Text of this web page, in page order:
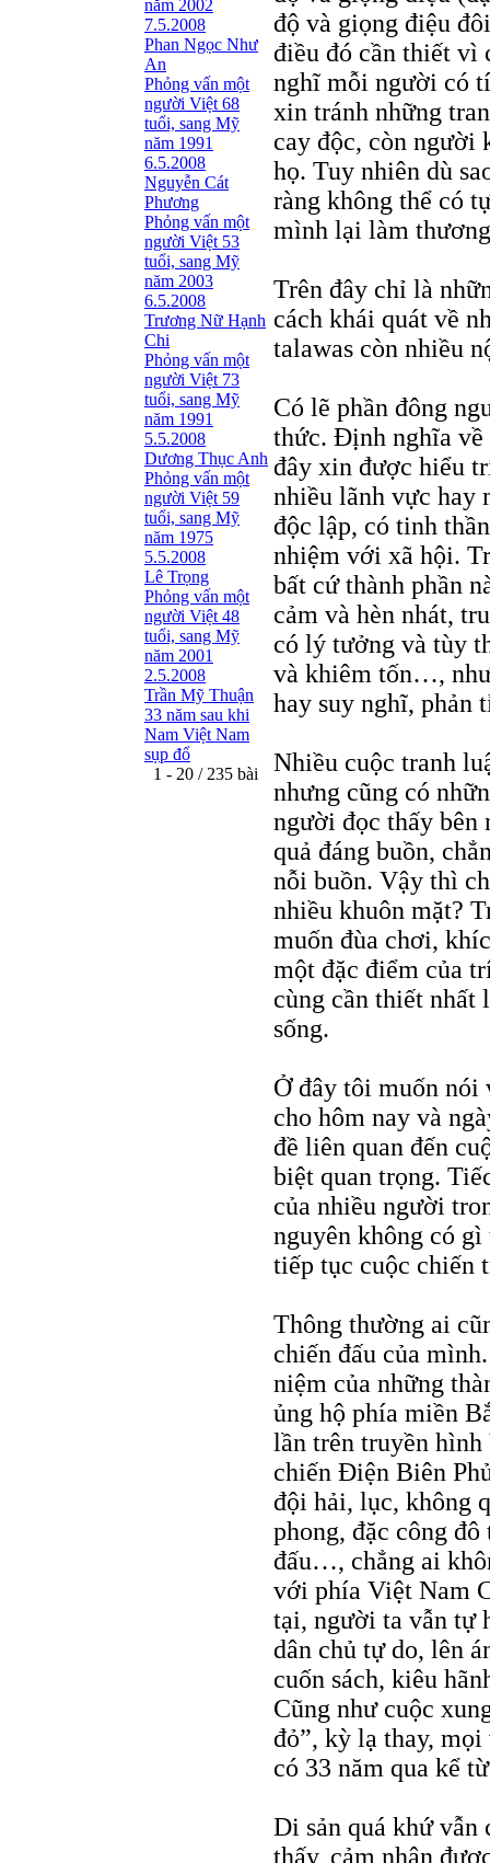
năm 2002
7.5.2008
Phan Ngọc Như
An
Phỏng vấn một
người Việt 68
tuổi, sang Mỹ
năm 1991
6.5.2008
Nguyễn Cát
Phương
Phỏng vấn một
người Việt 53
tuổi, sang Mỹ
năm 2003
6.5.2008
Trương Nữ Hạnh
Chi
Phỏng vấn một
người Việt 73
tuổi, sang Mỹ
năm 1991
5.5.2008
Dương Thục Anh
Phỏng vấn một
người Việt 59
tuổi, sang Mỹ
năm 1975
5.5.2008
Lê Trọng
Phỏng vấn một
người Việt 48
tuổi, sang Mỹ
năm 2001
2.5.2008
Trần Mỹ Thuận
33 năm sau khi
Nam Việt Nam
sụp đổ
1 - 20 / 235 bài
độ và giọng điệu
điều đó cần thiết vì
nghĩ mỗi người có
xin tránh những
cay độc, còn người
họ. Tuy nhiên dù
ràng không thể có
mình lại làm
Trên đây chỉ là
cách khái quát về
talawas còn nhiều
Có lẽ phần đông
thức. Định nghĩa về
đây xin được hiểu
nhiều lãnh vực hay
độc lập, có tinh
nhiệm với xã hội.
bất cứ thành phần
cảm và hèn nhát,
có lý tưởng và tùy
và khiêm tốn…,
hay suy nghĩ, phản
Nhiều cuộc tranh
nhưng cũng có
người đọc thấy bên
quả đáng buồn,
nỗi buồn. Vậy thì
nhiều khuôn mặt?
muốn đùa chơi,
một đặc điểm của
cùng cần thiết nhất
sống.
Ở đây tôi muốn nói
cho hôm nay và
đề liên quan đến
biệt quan trọng.
của nhiều người
nguyên không có
tiếp tục cuộc chiến
Thông thường ai
chiến đấu của
niệm của những
ủng hộ phía miền
lần trên truyền
chiến Điện Biên
đội hải, lục, không
phong, đặc công
đấu…, chẳng ai
với phía Việt Nam
tại, người ta vẫn tự
dân chủ tự do, lên
cuốn sách, kiêu
Cũng như cuộc
đỏ”, kỳ lạ thay,
có 33 năm qua kể
Di sản quá khứ
thấy, cảm nhận